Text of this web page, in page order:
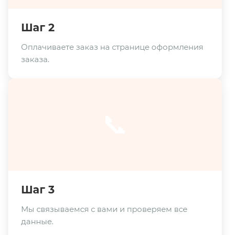
Шаг 2
Оплачиваете заказ на странице оформления
заказа.
Шаг 3
Мы связываемся с вами и проверяем все
данные.